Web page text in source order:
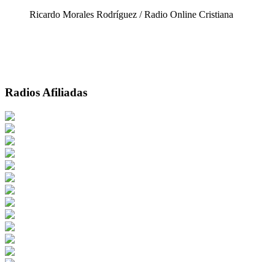
Ricardo Morales Rodríguez / Radio Online Cristiana
Radios Afiliadas